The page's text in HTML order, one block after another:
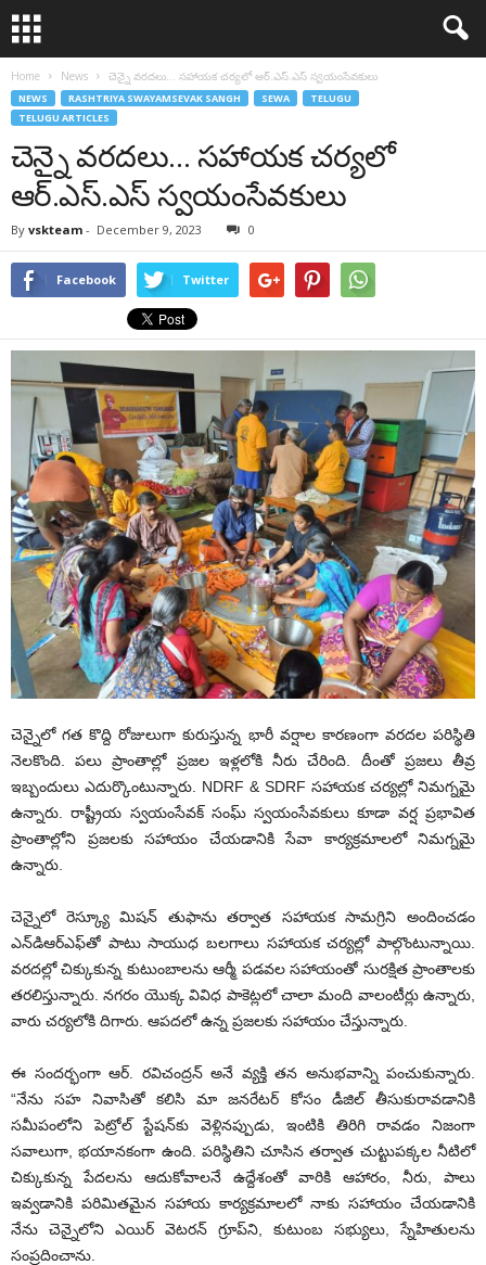
Home News చెన్నై వరదలు… స‌హాయ‌క చ‌ర్య‌లో ఆర్‌.ఎస్‌.ఎస్ స్వ‌యంసేవ‌కులు
NEWS RASHTRIYA SWAYAMSEVAK SANGH SEWA
TELUGU
TELUGU ARTICLES
చెన్నై వరదలు… స‌హాయ‌క చ‌ర్య‌లో
ఆర్‌.ఎస్‌.ఎస్ స్వ‌యంసేవ‌కులు
By vskteam - December 9, 2023 0
Facebook Twitter
చెన్నైలో గ‌త కొద్ది రోజులుగా కురుస్తున్న భారీ వర్షాల కారణంగా వరదల పరిస్థితి
నెలకొంది. పలు ప్రాంతాల్లో ప్రజల ఇళ్లలోకి నీరు చేరింది. దీంతో ప్ర‌జ‌లు తీవ్ర
ఇబ్బందులు ఎదుర్కొంటున్నారు. NDRF & SDRF సహాయక చర్యల్లో నిమగ్నమై
ఉన్నారు. రాష్ట్రీయ స్వయంసేవక్ సంఘ్ స్వ‌యంసేవ‌కులు కూడా వ‌ర్ష ప్రభావిత
ప్రాంతాల్లోని ప్రజలకు సహాయం చేయడానికి సేవా కార్యక్రమాలలో నిమగ్నమై
ఉన్నారు.
చెన్నైలో రెస్క్యూ మిషన్ తుఫాను తర్వాత సహాయక సామగ్రిని అందించ‌డం
ఎన్‌డిఆర్‌ఎఫ్‌తో పాటు సాయుధ బలగాలు స‌హాయ‌క చ‌ర్య‌ల్లో పాల్గొంటున్నాయి.
వ‌ర‌ద‌ల్లో చిక్కుకున్న కుటుంబాల‌ను ఆర్మీ ప‌డ‌వ‌ల స‌హాయంతో సుర‌క్షిత ప్రాంతాల‌కు
త‌ర‌లిస్తున్నారు. నగరం యొక్క వివిధ పాకెట్లలో చాలా మంది వాలంటీర్లు ఉన్నారు,
వారు చర్యలోకి దిగారు. ఆపదలో ఉన్న ప్రజలకు సహాయం చేస్తున్నారు.
ఈ సంద‌ర్భంగా ఆర్‌. ర‌విచంద్ర‌న్ అనే వ్య‌క్తి త‌న అనుభ‌వాన్ని పంచుకున్నారు.
“నేను సహ నివాసితో కలిసి మా జనరేటర్ కోసం డీజిల్ తీసుకురావడానికి
సమీపంలోని పెట్రోల్ స్టేషన్‌కు వెళ్లిన‌ప్పుడు, ఇంటికి తిరిగి రావడం నిజంగా
సవాలుగా, భయానకంగా ఉంది. పరిస్థితిని చూసిన తర్వాత చుట్టుపక్కల నీటిలో
చిక్కుకున్న పేదల‌ను ఆదుకోవాల‌నే ఉద్దేశంతో వారికి ఆహారం, నీరు, పాలు
ఇవ్వడానికి పరిమితమైన సహాయ కార్యక్రమాలలో నాకు సహాయం చేయడానికి
నేను చెన్నైలోని ఎయిర్ వెటరన్ గ్రూప్‌ని, కుటుంబ సభ్యులు, స్నేహితులను
సంప్రదించాను.